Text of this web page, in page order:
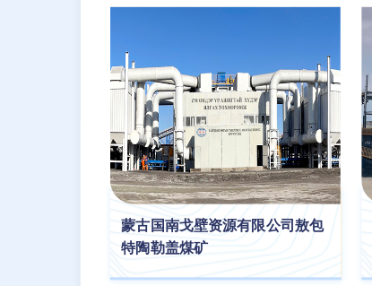
蒙古国南戈壁资源有限公司敖包
特陶勒盖煤矿